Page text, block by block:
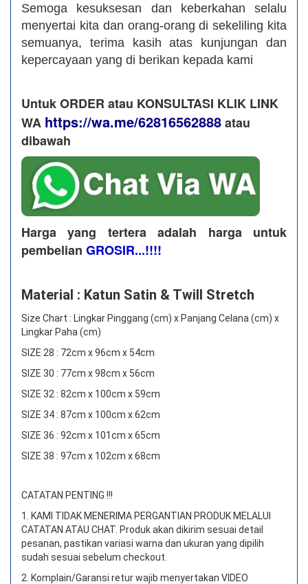
Semoga kesuksesan dan keberkahan selalu
menyertai kita dan orang-orang di sekeliling kita
semuanya, terima kasih atas kunjungan dan
kepercayaan yang di berikan kepada kami
Untuk ORDER atau KONSULTASI KLIK LINK
WA https://wa.me/62816562888​ atau
dibawah
Harga yang tertera adalah harga untuk
pembelian GROSIR...!!!!
Material : Katun Satin & Twill Stretch
Size Chart : Lingkar Pinggang (cm) x Panjang Celana (cm) x
Lingkar Paha (cm)
SIZE 28 : 72cm x 96cm x 54cm
SIZE 30 : 77cm x 98cm x 56cm
SIZE 32 : 82cm x 100cm x 59cm
SIZE 34 : 87cm x 100cm x 62cm
SIZE 36 : 92cm x 101cm x 65cm
SIZE 38 : 97cm x 102cm x 68cm
CATATAN PENTING !!!
1. KAMI TIDAK MENERIMA PERGANTIAN PRODUK MELALUI
CATATAN ATAU CHAT. Produk akan dikirim sesuai detail
pesanan, pastikan variasi warna dan ukuran yang dipilih
sudah sesuai sebelum checkout.
2. Komplain/Garansi retur wajib menyertakan VIDEO